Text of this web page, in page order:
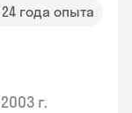
24 года опыта
2003 г.